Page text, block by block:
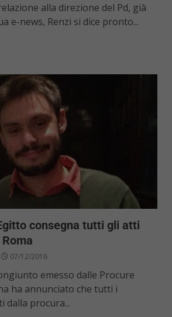
alla direzione del Pd, già
e-news, Renzi si dice pronto...
consegna tutti gli atti
07/12/2016
emesso dalle Procure
ha annunciato che tutti i
dalla procura...